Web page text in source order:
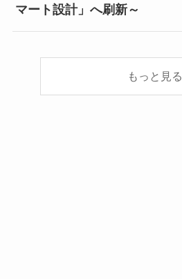
マート設計」へ刷新～
もっと見る